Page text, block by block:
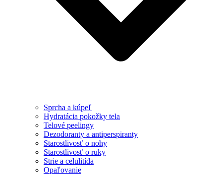
Sprcha a kúpeľ
Hydratácia pokožky tela
Telové peelingy
Dezodoranty a antiperspiranty
Starostlivosť o nohy
Starostlivosť o ruky
Strie a celulitída
Opaľovanie